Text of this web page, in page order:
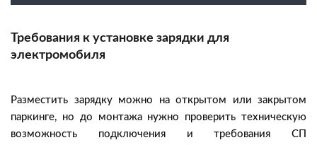
Требования к установке зарядки для
электромобиля
Разместить зарядку можно на открытом или закрытом
паркинге, но до монтажа нужно проверить техническую
возможность подключения и требования СП